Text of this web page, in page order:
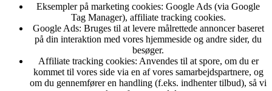
Eksempler på marketing cookies: Google Ads (via Google
Tag Manager), affiliate tracking cookies.
Google Ads: Bruges til at levere målrettede annoncer baseret
på din interaktion med vores hjemmeside og andre sider, du
besøger.
Affiliate tracking cookies: Anvendes til at spore, om du er
kommet til vores side via en af vores samarbejdspartnere, og
om du gennemfører en handling (f.eks. indhenter tilbud), så vi